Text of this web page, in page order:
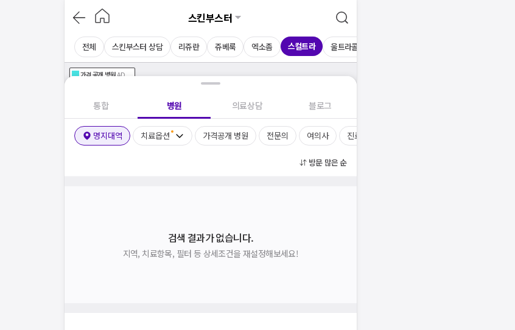
스킨부스터
전체 스킨부스터 상담 리쥬란 쥬베룩 엑소좀 스컬트라 울트라콜
가격공개 병원AD
통합 병원 의료상담 블로그
명지대역 치료옵션 가격공개 병원 전문의 여의사 진료시간
방문 많은 순
검색 결과가 없습니다.
지역, 치료항목, 필터 등 상세조건을 재설정해보세요!